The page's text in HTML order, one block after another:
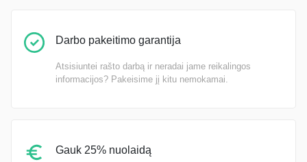
Darbo pakeitimo garantija
Atsisiuntei rašto darbą ir neradai jame reikalingos
informacijos? Pakeisime jį kitu nemokamai.
Gauk 25% nuolaidą